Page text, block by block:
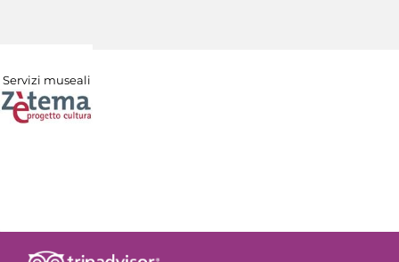
Servizi museali